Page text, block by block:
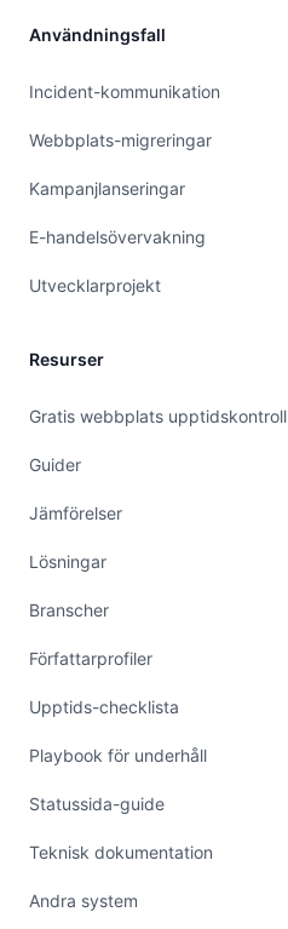
Användningsfall
Incident-kommunikation
Webbplats-migreringar
Kampanjlanseringar
E-handelsövervakning
Utvecklarprojekt
Resurser
Gratis webbplats upptidskontroll
Guider
Jämförelser
Lösningar
Branscher
Författarprofiler
Upptids-checklista
Playbook för underhåll
Statussida-guide
Teknisk dokumentation
Andra system